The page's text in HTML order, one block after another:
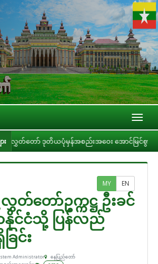
းပုံမှန်အစည်းအဝေး အောင်မြင်စွာကျင်းပပြီးစီး
MY EN
တော်ဥက္ကဋ္ဌ ဦးခင်
ာနိုင်ငံသို့ ပြန်လည်
ြင်း
Administrator
နေပြည်တော်